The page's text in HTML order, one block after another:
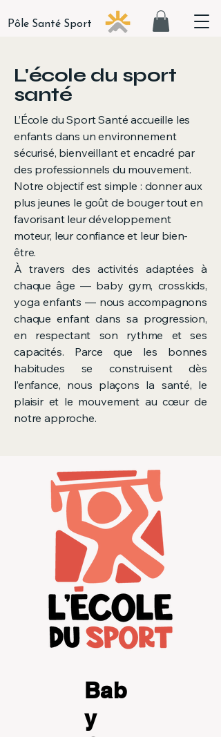
Pôle Santé Sport
L'école du sport
santé
L’École du Sport Santé accueille les
enfants dans un environnement
sécurisé, bienveillant et encadré par
des professionnels du mouvement.
Notre objectif est simple : donner aux
plus jeunes le goût de bouger tout en
favorisant leur développement
moteur, leur confiance et leur bien-
être.
À travers des activités adaptées à
chaque âge — baby gym, crosskids,
yoga enfants — nous accompagnons
chaque enfant dans sa progression,
en respectant son rythme et ses
capacités. Parce que les bonnes
habitudes se construisent dès
l’enfance, nous plaçons la santé, le
plaisir et le mouvement au cœur de
notre approche.
Bab
y